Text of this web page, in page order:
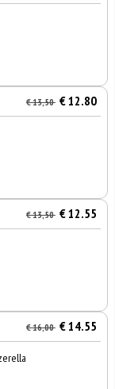
€ 13,50 € 12.80
€ 13,50 € 12.55
€ 16,00 € 14.55